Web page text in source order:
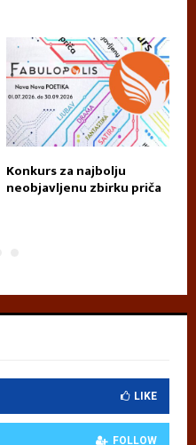
Konkurs za najbolju
neobjavljenu zbirku priča
LIKE
FOLLOW